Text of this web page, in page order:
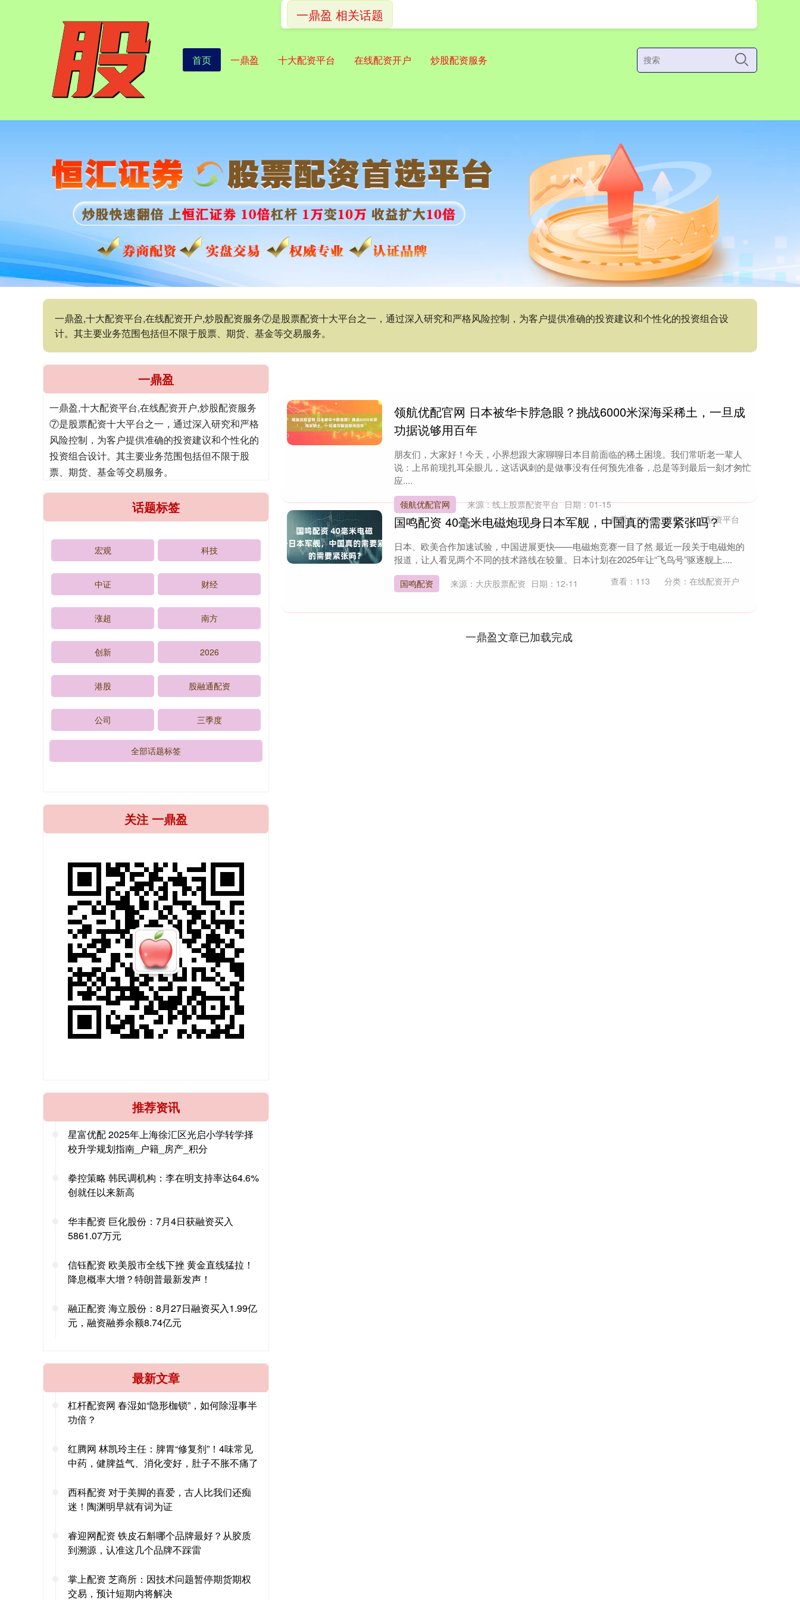
首页 一鼎盈 十大配资平台 在线配资开户 炒股配资服务
一鼎盈,十大配资平台,在线配资开户,炒股配资服务⑦是股票配资十大平台之一，通过深入研究和严格风险控制，为客户提供准确的投资建议和个性化的投资组合设
计。其主要业务范围包括但不限于股票、期货、基金等交易服务。
一鼎盈 相关话题
领航优配官网 日本被华卡脖急眼？挑战6000米深海采稀土，一旦成
功据说够用百年
朋友们，大家好！今天，小界想跟大家聊聊日本目前面临的稀土困境。我们常听老一辈人
说：上吊前现扎耳朵眼儿，这话讽刺的是做事没有任何预先准备，总是等到最后一刻才匆忙
应....
领航优配官网 来源：线上股票配资平台 日期：01-15
查看：116 分类：十大配资平台
国鸣配资 40毫米电磁炮现身日本军舰，中国真的需要紧张吗？
日本、欧美合作加速试验，中国进展更快——电磁炮竞赛一目了然 最近一段关于电磁炮的
报道，让人看见两个不同的技术路线在较量。日本计划在2025年让“飞鸟号”驱逐舰上....
国鸣配资 来源：大庆股票配资 日期：12-11 查看： 113 分类： 在线配资开户
一鼎盈文章已加载完成
一鼎盈
一鼎盈,十大配资平台,在线配资开户,炒股配资服务
⑦是股票配资十大平台之一，通过深入研究和严格
风险控制，为客户提供准确的投资建议和个性化的
投资组合设计。其主要业务范围包括但不限于股
票、期货、基金等交易服务。
话题标签
宏观 科技
中证 财经
涨超 南方
创新 2026
港股 股融通配资
公司 三季度
全部话题标签
关注 一鼎盈
推荐资讯
星富优配 2025年上海徐汇区光启小学转学择
校升学规划指南_户籍_房产_积分
拳控策略 韩民调机构：李在明支持率达64.6%
创就任以来新高
华丰配资 巨化股份：7月4日获融资买入
5861.07万元
信钰配资 欧美股市全线下挫 黄金直线猛拉！
降息概率大增？特朗普最新发声！
融正配资 海立股份：8月27日融资买入1.99亿
元，融资融券余额8.74亿元
最新文章
杠杆配资网 春湿如“隐形枷锁”，如何除湿事半
功倍？
红腾网 林凯玲主任：脾胃“修复剂”！4味常见
中药，健脾益气、消化变好，肚子不胀不痛了
西科配资 对于美脚的喜爱，古人比我们还痴
迷！陶渊明早就有词为证
睿迎网配资 铁皮石斛哪个品牌最好？从胶质
到溯源，认准这几个品牌不踩雷
掌上配资 芝商所：因技术问题暂停期货期权
交易，预计短期内将解决